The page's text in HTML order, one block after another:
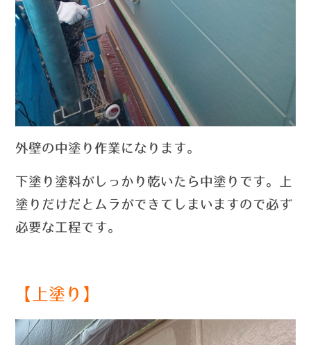
外壁の中塗り作業になります。
下塗り塗料がしっかり乾いたら中塗りです。上
塗りだけだとムラができてしまいますので必ず
必要な工程です。
【上塗り】